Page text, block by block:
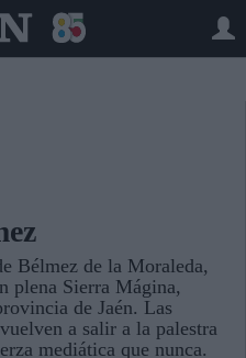
Bélmez de la Moraleda,
plena Sierra Mágina,
de Jaén. Las
a salir a la palestra
mediática que nunca.